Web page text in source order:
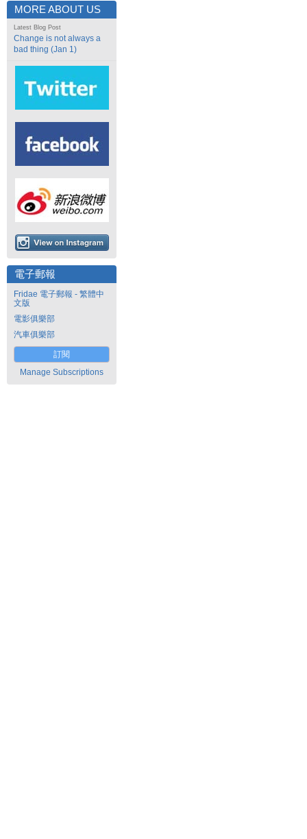
MORE ABOUT US
Latest Blog Post
Change is not always a
bad thing (Jan 1)
電子郵報
Fridae 電子郵報 - 繁體中
文版
電影俱樂部
汽車俱樂部
訂閱
Manage Subscriptions